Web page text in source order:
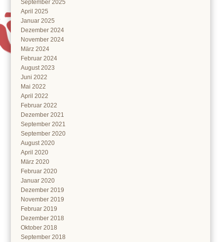
September 2025
April 2025
Januar 2025
Dezember 2024
November 2024
März 2024
Februar 2024
August 2023
Juni 2022
Mai 2022
April 2022
Februar 2022
Dezember 2021
September 2021
September 2020
August 2020
April 2020
März 2020
Februar 2020
Januar 2020
Dezember 2019
November 2019
Februar 2019
Dezember 2018
Oktober 2018
September 2018